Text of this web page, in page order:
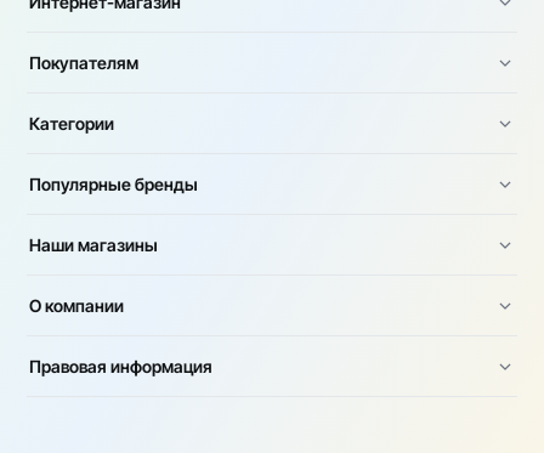
Покупателям
Категории
Популярные бренды
Наши магазины
О компании
Правовая информация